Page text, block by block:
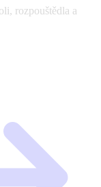
rozpouštědla a